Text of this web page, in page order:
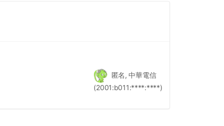
匿名, 中華電信
(2001:b011:****:****)